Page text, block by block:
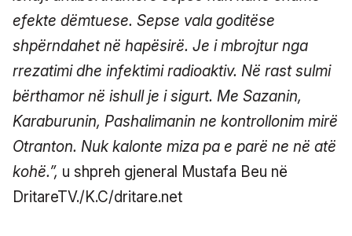
efekte dëmtuese. Sepse vala goditëse
shpërndahet në hapësirë. Je i mbrojtur nga
rrezatimi dhe infektimi radioaktiv. Në rast sulmi
bërthamor në ishull je i sigurt. Me Sazanin,
Karaburunin, Pashalimanin ne kontrollonim mirë
Otranton. Nuk kalonte miza pa e parë ne në atë
kohë.”, u shpreh gjeneral Mustafa Beu në
DritareTV./K.C/dritare.net